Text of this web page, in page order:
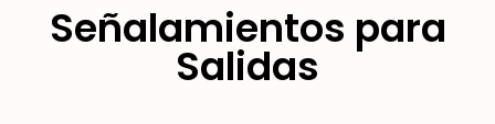
Señalamientos para
Salidas